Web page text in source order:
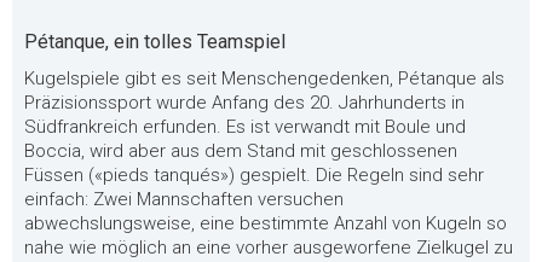
Pétanque, ein tolles Teamspiel
Kugelspiele gibt es seit Menschengedenken, Pétanque als
Präzisionssport wurde Anfang des 20. Jahrhunderts in
Südfrankreich erfunden. Es ist verwandt mit Boule und
Boccia, wird aber aus dem Stand mit geschlossenen
Füssen («pieds tanqués») gespielt. Die Regeln sind sehr
einfach: Zwei Mannschaften versuchen
abwechslungsweise, eine bestimmte Anzahl von Kugeln so
nahe wie möglich an eine vorher ausgeworfene Zielkugel zu